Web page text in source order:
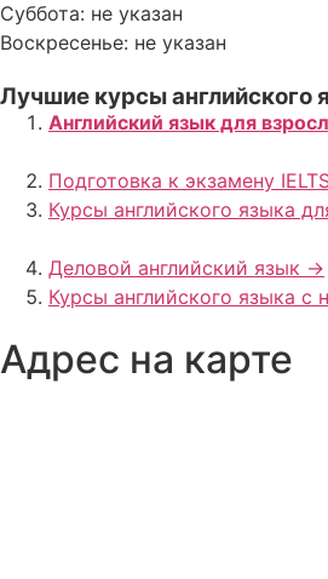
Суббота: не указан
Воскресенье: не указан
Лучшие курсы английского
Английский язык для
Подготовка к экзамену
Курсы английского языка
Деловой английский язык ->
Курсы английского языка с
Адрес на карте